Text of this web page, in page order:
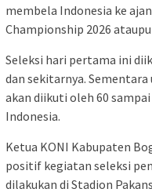
membela Indonesia ke
Championship 2026
Seleksi hari pertama ini
dan sekitarnya.
akan diikuti oleh 60
Indonesia.
Ketua KONI Kabupaten
positif kegiatan seleksi
dilakukan di Stadion